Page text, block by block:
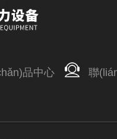
品中心 聯